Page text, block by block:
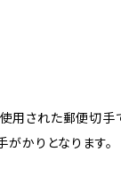
用された郵便切手
かりとなります。